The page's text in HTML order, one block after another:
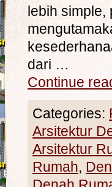
lebih simple,
dari …
Continue
Categories:
Arsitektur
Arsitektur
Rumah,